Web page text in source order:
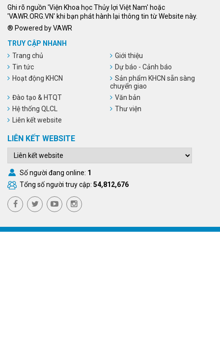
Ghi rõ nguồn 'Viện Khoa học Thủy lợi Việt Nam' hoặc
'VAWR.ORG.VN' khi bạn phát hành lại thông tin từ Website này.
® Powered by VAWR
TRUY CẬP NHANH
Trang chủ
Giới thiệu
Tin tức
Dự báo - Cảnh báo
Hoạt động KHCN
Sản phẩm KHCN sẵn sàng
chuyển giao
Đào tạo & HTQT
Văn bản
Hệ thống QLCL
Thư viện
Liên kết website
LIÊN KẾT WEBSITE
Số người đang online: 1
Tổng số người truy cập: 54,812,676